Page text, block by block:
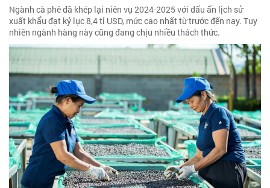
Ngành cà phê đã khép lại niên vụ 2024-2025 với dấu ấn lịch sử
xuất khẩu đạt kỷ lục 8,4 tỉ USD, mức cao nhất từ trước đến nay. Tuy
nhiên ngành hàng này cũng đang chịu nhiều thách thức.